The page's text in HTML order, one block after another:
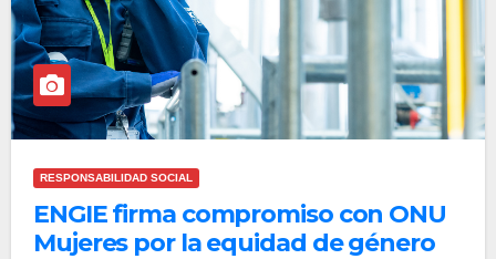
RESPONSABILIDAD SOCIAL
ENGIE firma compromiso con ONU
Mujeres por la equidad de género